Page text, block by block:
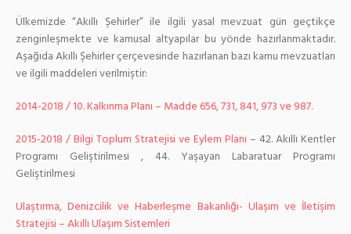
Ülkemizde “Akıllı Şehirler” ile ilgili yasal mevzuat gün geçtikçe
zenginleşmekte ve kamusal altyapılar bu yönde hazırlanmaktadır.
Aşağıda Akıllı Şehirler çerçevesinde hazırlanan bazı kamu mevzuatları
ve ilgili maddeleri verilmiştir:
2014-2018 / 10. Kalkınma Planı – Madde 656, 731, 841, 973 ve 987.
2015-2018 / Bilgi Toplum Stratejisi ve Eylem Planı – 42. Akıllı Kentler
Programı Geliştirilmesi , 44. Yaşayan Labaratuar Programı
Geliştirilmesi
Ulaştırma, Denizcilik ve Haberleşme Bakanlığı- Ulaşım ve İletişim
Stratejisi – Akıllı Ulaşım Sistemleri